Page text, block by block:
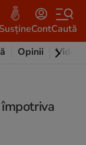
SusțineContCaută
Opinii Video